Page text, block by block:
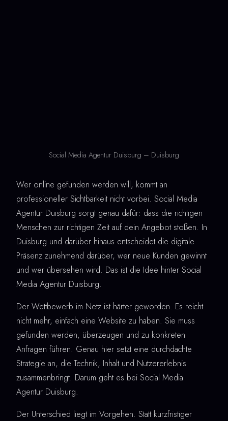
Social Media Agentur Duisburg – Duisburg
Wer online gefunden werden will, kommt an
professioneller Sichtbarkeit nicht vorbei. Social Media
Agentur Duisburg sorgt genau dafür: dass die richtigen
Menschen zur richtigen Zeit auf dein Angebot stoßen. In
Duisburg und darüber hinaus entscheidet die digitale
Präsenz zunehmend darüber, wer neue Kunden gewinnt
und wer übersehen wird. Das ist die Idee hinter Social
Media Agentur Duisburg.
Der Wettbewerb im Netz ist härter geworden. Es reicht
nicht mehr, einfach eine Website zu haben. Sie muss
gefunden werden, überzeugen und zu konkreten
Anfragen führen. Genau hier setzt eine durchdachte
Strategie an, die Technik, Inhalt und Nutzererlebnis
zusammenbringt. Darum geht es bei Social Media
Agentur Duisburg.
Der Unterschied liegt im Vorgehen. Statt kurzfristiger